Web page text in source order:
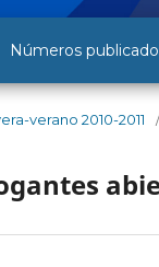
Números
verano 2010-2011 /